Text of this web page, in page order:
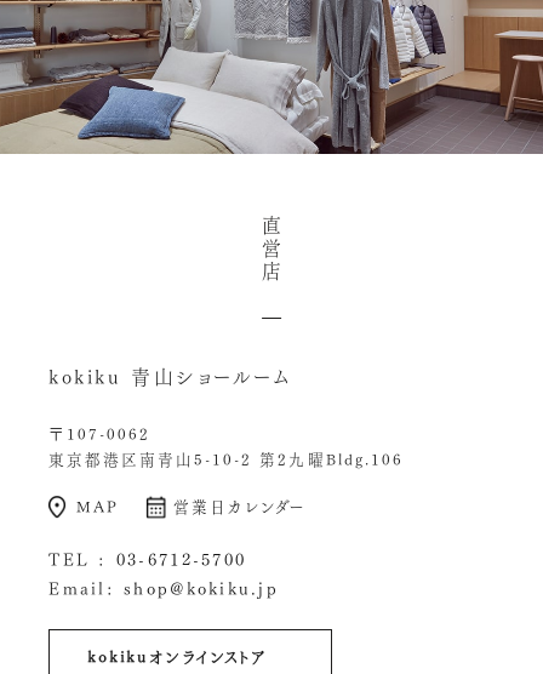
直
営
店
kokiku 青山ショールーム
〒107-0062
東京都港区南青山5-10-2 第2九曜Bldg.106
MAP 営業日カレンダー
TEL : 03-6712-5700
Email:shop@kokiku.jp
kokikuオンラインストア